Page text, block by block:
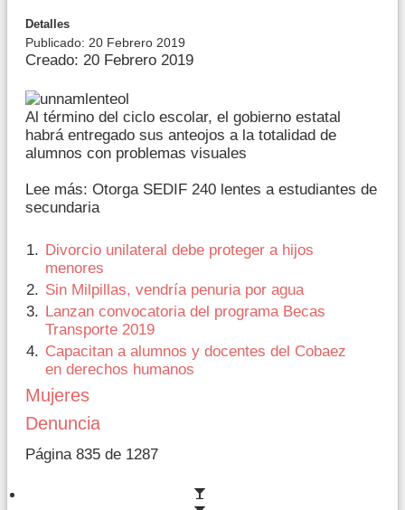
Detalles
Publicado: 20 Febrero 2019
Creado: 20 Febrero 2019
Al término del ciclo escolar, el gobierno estatal
habrá entregado sus anteojos a la totalidad de
alumnos con problemas visuales
Lee más: Otorga SEDIF 240 lentes a estudiantes de
secundaria
Divorcio unilateral debe proteger a hijos
menores
Sin Milpillas, vendría penuria por agua
Lanzan convocatoria del programa Becas
Transporte 2019
Capacitan a alumnos y docentes del Cobaez
en derechos humanos
Mujeres
Denuncia
Página 835 de 1287